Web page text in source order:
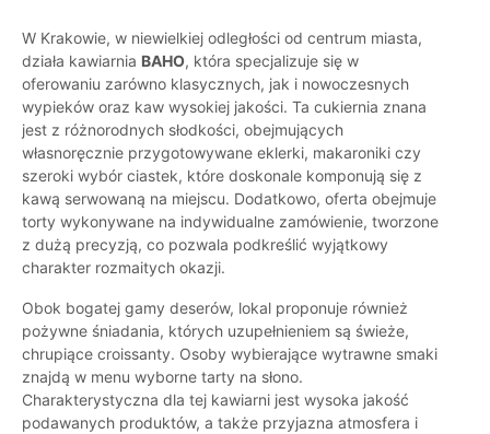
W Krakowie, w niewielkiej odległości od centrum miasta,
działa kawiarnia BAHO, która specjalizuje się w
oferowaniu zarówno klasycznych, jak i nowoczesnych
wypieków oraz kaw wysokiej jakości. Ta cukiernia znana
jest z różnorodnych słodkości, obejmujących
własnoręcznie przygotowywane eklerki, makaroniki czy
szeroki wybór ciastek, które doskonale komponują się z
kawą serwowaną na miejscu. Dodatkowo, oferta obejmuje
torty wykonywane na indywidualne zamówienie, tworzone
z dużą precyzją, co pozwala podkreślić wyjątkowy
charakter rozmaitych okazji.
Obok bogatej gamy deserów, lokal proponuje również
pożywne śniadania, których uzupełnieniem są świeże,
chrupiące croissanty. Osoby wybierające wytrawne smaki
znajdą w menu wyborne tarty na słono.
Charakterystyczna dla tej kawiarni jest wysoka jakość
podawanych produktów, a także przyjazna atmosfera i